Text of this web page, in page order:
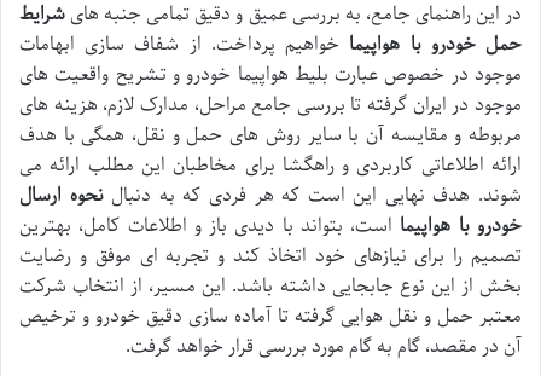
در این راهنمای جامع، به بررسی عمیق و دقیق تمامی جنبه هایشرایط
حمل خودرو با هواپیما خواهیم پرداخت. از شفاف سازی ابهامات
موجود در خصوص عبارت بلیط هواپیما خودرو و تشریح واقعیت های
موجود در ایران گرفته تا بررسی جامع مراحل، مدارک لازم، هزینه های
مربوطه و مقایسه آن با سایر روش های حمل و نقل، همگی با هدف
ارائه اطلاعاتی کاربردی و راهگشا برای مخاطبان این مطلب ارائه می
شوند. هدف نهایی این است که هر فردی که به دنبالنحوه ارسال
خودرو با هواپیما است، بتواند با دیدی باز و اطلاعات کامل، بهترین
تصمیم را برای نیازهای خود اتخاذ کند و تجربه ای موفق و رضایت
بخش از این نوع جابجایی داشته باشد. این مسیر، از انتخاب شرکت
معتبر حمل و نقل هوایی گرفته تا آماده سازی دقیق خودرو و ترخیص
آن در مقصد، گام به گام مورد بررسی قرار خواهد گرفت.